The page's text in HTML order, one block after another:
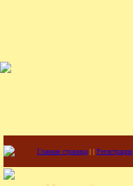
Главная страница | | Регистрация